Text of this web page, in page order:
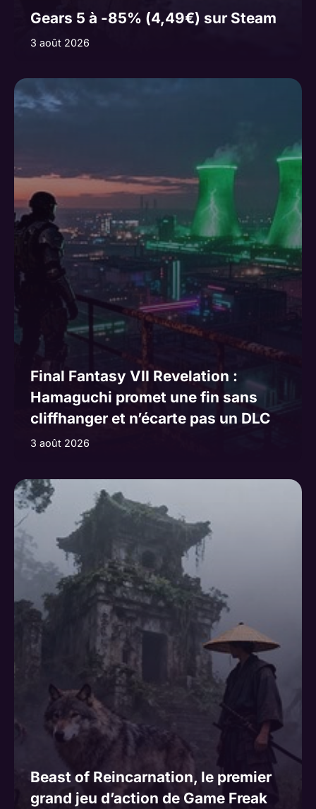
Gears 5 à -85% (4,49€) sur Steam
3 août 2026
Final Fantasy VII Revelation :
Hamaguchi promet une fin sans
cliffhanger et n’écarte pas un DLC
3 août 2026
Beast of Reincarnation, le premier
grand jeu d’action de Game Freak